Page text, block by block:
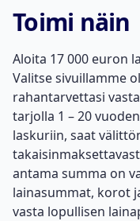
Toimi näin
Aloita 17 000 euron
Valitse sivuillamme
rahantarvettasi
tarjolla 1 – 20
laskuriin, saat
antama summa on
lainasummat, korot
vasta lopullisen